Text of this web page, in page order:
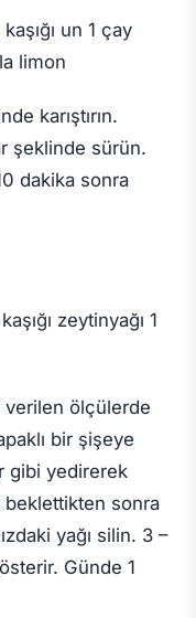
un 1 çay
limon
karıştırın.
şeklinde sürün.
dakika sonra
zeytinyağı 1
ölçülerde
bir şişeye
gibi yedirerek
beklettikten sonra
yağı silin. 3 –
Günde 1